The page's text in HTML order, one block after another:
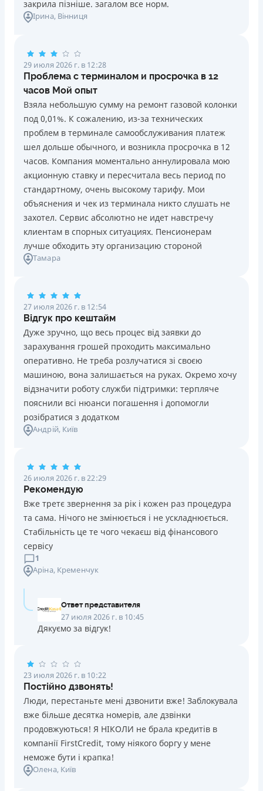
18 - лет
Первый кредит с процентной ставкой 0,09% в день
Кредит онлайн от 0,5% на Дисконтную процентную
ставку
Программа лояльности для постоянных клиентов
Круглосуточная поддержка в Facebook
Недостатки
Нет кредита для юрлиц (ФОП)
Нет круглосуточной поддержки
Погашение
Оплата на расчетный счёт
Онлайн (через сайт или интернет-банкинг)
Через отделения банков-партнеров
Лицензия НБУ
Лицензия переоформлена 21.03.2024 г.
ПОЛУЧИТЬ ЗАЙМ
Штрафы
двойных штрафов).
Требуемые документы
Паспорт, ИНН
Возраст
18 - 70 лет
Ежемесячная комиссия
от 0%
Преимущества
Долгосрочность: Кредит на 120 дней с выплатой
частями (каждые 15–30 дней)
Скорость: Автоматическое решение и зачисление на
карту за 5 минут
Безопасность: Быстрая верификация через BankID
Акция: Первый платеж под 0,01% в день по промокоду
страховок и звонков родственникам
Недостатки
Нет программы лояльности для постоянных клиентов
Нет кредита для юрлиц (ФОП)
Нет круглосуточной поддержки
по телефону, в Viber,
Погашение
В кассах и терминалах отделений
Онлайн (через сайт или интернет-банкинг)
Через терминалы самообслуживания
Лицензия НБУ
Лицензия переоформлена 27.03.2024 г.
Вся информация о кредите
ПОЛУЧИТЬ ЗАЙМ Подробнее
закрила пізніше. загалом все норм.
Ірина, Вінниця
29 июля 2026 г. в 12:28
Проблема с терминалом и просрочка в 12
часов Мой опыт
Взяла небольшую сумму на ремонт газовой колонки
под 0,01%. К сожалению, из-за технических
проблем в терминале самообслуживания платеж
шел дольше обычного, и возникла просрочка в 12
часов. Компания моментально аннулировала мою
акционную ставку и пересчитала весь период по
стандартному, очень высокому тарифу. Мои
объяснения и чек из терминала никто слушать не
захотел. Сервис абсолютно не идет навстречу
клиентам в спорных ситуациях. Пенсионерам
лучше обходить эту организацию стороной
Тамара
27 июля 2026 г. в 12:54
Відгук про кештайм
Дуже зручно, що весь процес від заявки до
зарахування грошей проходить максимально
оперативно. Не треба розлучатися зі своєю
машиною, вона залишається на руках. Окремо хочу
відзначити роботу служби підтримки: терпляче
пояснили всі нюанси погашення і допомогли
розібратися з додатком
Андрій, Київ
26 июля 2026 г. в 22:29
Рекомендую
Вже третє звернення за рік і кожен раз процедура
та сама. Нічого не змінюється і не ускладнюється.
Стабільність це те чого чекаєш від фінансового
сервісу
1
Аріна, Кременчук
Ответ представителя
27 июля 2026 г. в 10:45
Дякуємо за відгук!
23 июля 2026 г. в 10:22
Постійно дзвонять!
Люди, перестаньте мені дзвонити вже! Заблокувала
вже більше десятка номерів, але дзвінки
продовжуються! Я НІКОЛИ не брала кредитів в
компанії FirstCredit, тому ніякого боргу у мене
неможе бути і крапка!
Олена, Київ